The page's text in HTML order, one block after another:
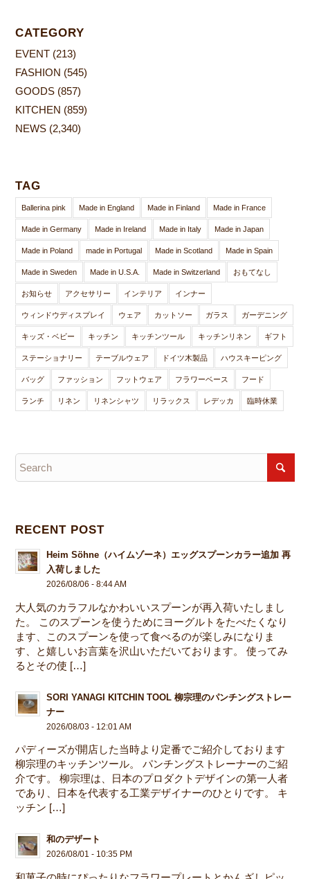
CATEGORY
EVENT (213)
FASHION (545)
GOODS (857)
KITCHEN (859)
NEWS (2,340)
TAG
Ballerina pink Made in England Made in Finland Made in France
Made in Germany Made in Ireland Made in Italy Made in Japan
Made in Poland made in Portugal Made in Scotland Made in Spain
Made in Sweden Made in U.S.A. Made in Switzerland おもてなし
お知らせ アクセサリー インテリア インナー
ウィンドウディスプレイ ウェア カットソー ガラス ガーデニング
キッズ・ベビー キッチン キッチンツール キッチンリネン ギフト
ステーショナリー テーブルウェア ドイツ木製品 ハウスキーピング
バッグ ファッション フットウェア フラワーベース フード
ランチ リネン リネンシャツ リラックス レデッカ 臨時休業
RECENT POST
Heim Söhne（ハイムゾーネ）エッグスプーンカラー追加 再
入荷しました
2026/08/06 - 8:44 AM
大人気のカラフルなかわいいスプーンが再入荷いたしまし
た。 このスプーンを使うためにヨーグルトをたべたくなり
ます、このスプーンを使って食べるのが楽しみになりま
す、と嬉しいお言葉を沢山いただいております。 使ってみ
るとその使 […]
SORI YANAGI KITCHIN TOOL 柳宗理のパンチングストレー
ナー
2026/08/03 - 12:01 AM
パディーズが開店した当時より定番でご紹介しております
柳宗理のキッチンツール。 パンチングストレーナーのご紹
介です。 柳宗理は、日本のプロダクトデザインの第一人者
であり、日本を代表する工業デザイナーのひとりです。 キ
ッチン […]
和のデザート
2026/08/01 - 10:35 PM